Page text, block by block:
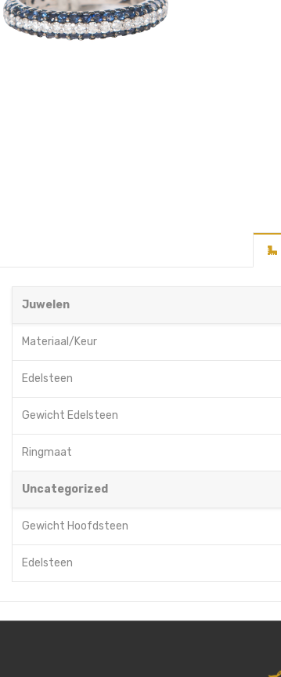
Juwelen
Materiaal/Keur
Edelsteen
Gewicht Edelsteen
Ringmaat
Uncategorized
Gewicht Hoofdsteen
Edelsteen